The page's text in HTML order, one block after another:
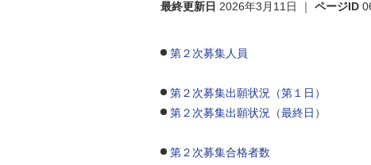
イクル
河川・砂防・港湾
自然
最終更新日 2026年3月11日 ｜ ページID
第２次募集人員
第２次募集出願状況（第１日）
第２次募集出願状況（最終日）
第２次募集合格者数